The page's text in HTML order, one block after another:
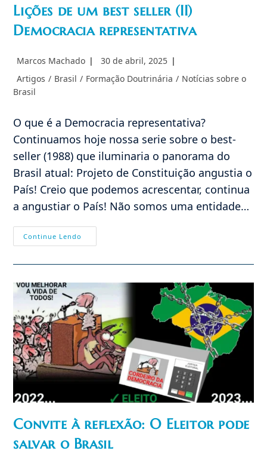
Lições de um best seller (II)
Democracia representativa
Autor
post:
Marcos Machado
Post
30 de abril, 2025
Categoria
do
Artigos / Brasil / Formação Doutrinária / Notícias sobre o
Brasil
O que é a Democracia representativa?
Continuamos hoje nossa serie sobre o best-
seller (1988) que iluminaria o panorama do
Brasil atual: Projeto de Constituição angustia o
País! Creio que podemos acrescentar, continua
a angustiar o País! Não somos uma entidade…
Continue Lendo
De
Democracia
Representativa
Convite à reflexão: O Eleitor pode
salvar o Brasil